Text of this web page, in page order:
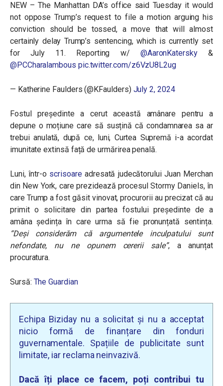
NEW – The Manhattan DA’s office said Tuesday it would
not oppose Trump’s request to file a motion arguing his
conviction should be tossed, a move that will almost
certainly delay Trump’s sentencing, which is currently set
for July 11. Reporting w/ @AaronKatersky&
@PCCharalambous pic.twitter.com/z6VzU8L2ug
— Katherine Faulders (@KFaulders) July 2, 2024
Fostul președinte a cerut această amânare pentru a
depune o moțiune care să susțină că condamnarea sa ar
trebui anulată, după ce, luni, Curtea Supremă i-a acordat
imunitate extinsă față de urmărirea penală.
Luni, într-o scrisoareadresată judecătorului Juan Merchan
din New York, care prezidează procesul Stormy Daniels, în
care Trump a fost găsit vinovat, procurorii au precizat că au
primit o solicitare din partea fostului președinte de a
amâna ședința în care urma să fie pronunțată sentința.
“Deși considerăm că argumentele inculpatului sunt
nefondate, nu ne opunem cererii sale”, a anunțat
procuratura.
Sursă: The Guardian
Echipa Biziday nu a solicitat și nu a acceptat
nicio formă de finanțare din fonduri
guvernamentale. Spațiile de publicitate sunt
limitate, iar reclama neinvazivă.
Dacă îți place ce facem, poți contribui tu